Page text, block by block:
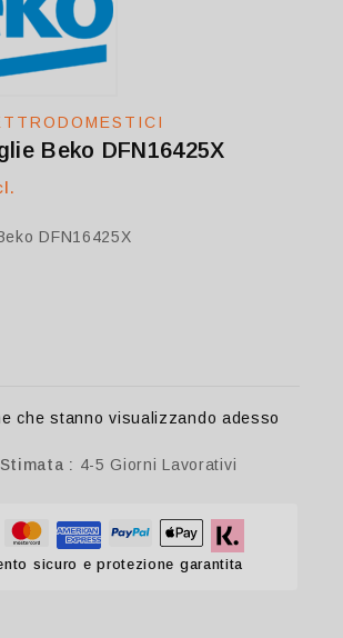
Beko DFN16425X
DFN16425X
che stanno visualizzando adesso
: 4-5 Giorni Lavorativi
sicuro e protezione garantita